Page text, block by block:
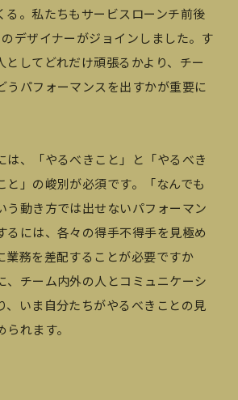
る。私たちもサービスローンチ前後
デザイナーがジョインしました。す
としてどれだけ頑張るかより、チー
うパフォーマンスを出すかが重要に
は、「やるべきこと」と「やるべき
と」の峻別が必須です。「なんでも
う動き方では出せないパフォーマン
るには、各々の得手不得手を見極め
業務を差配することが必要ですか
、チーム内外の人とコミュニケーシ
、いま自分たちがやるべきことの見
れます。